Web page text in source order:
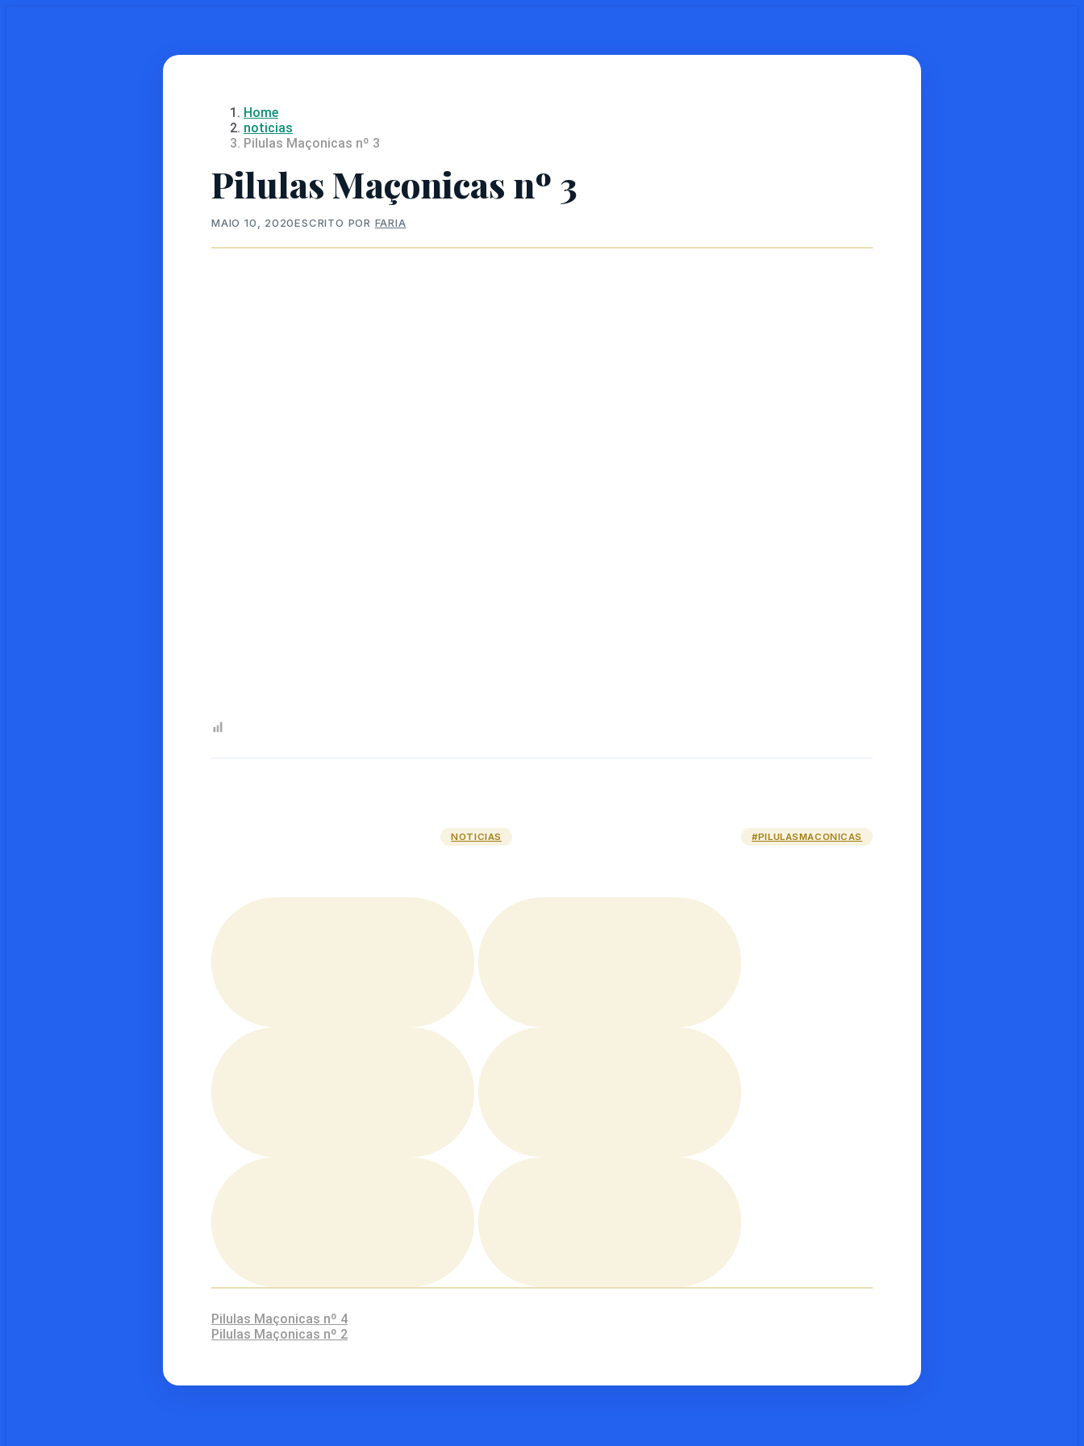
Home
noticias
Pilulas Maçonicas nº 3
Pilulas Maçonicas nº 3
MAIO 10, 2020ESCRITO POR FARIA
NOTICIAS #PILULASMACONICAS
Pilulas Maçonicas nº 4
Pilulas Maçonicas nº 2